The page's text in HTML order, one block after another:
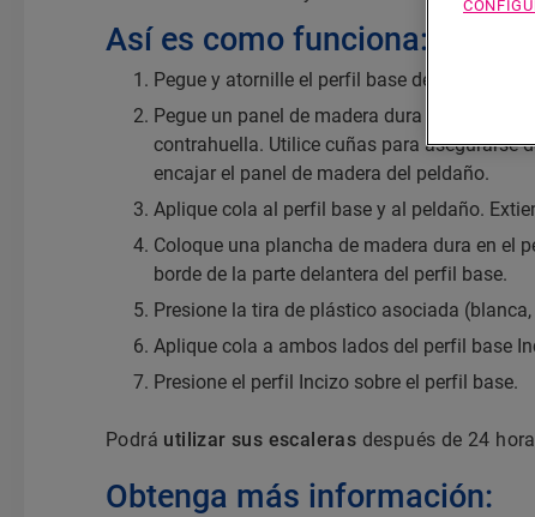
Así es como funciona:
Pegue y atornille el perfil base de aluminio en
Pegue un panel de madera dura cortado a
contrahuella. Utilice cuñas para asegurarse
encajar el panel de madera del peldaño.
Aplique cola al perfil base y al peldaño.
Coloque una plancha de madera dura en el
borde de la parte delantera del perfil base.
Presione la tira de plástico asociada
Aplique cola a ambos lados del perfil base
Presione el perfil Incizo sobre el perfil base.
Podrá utilizar sus escaleras después de 24
Obtenga más información: